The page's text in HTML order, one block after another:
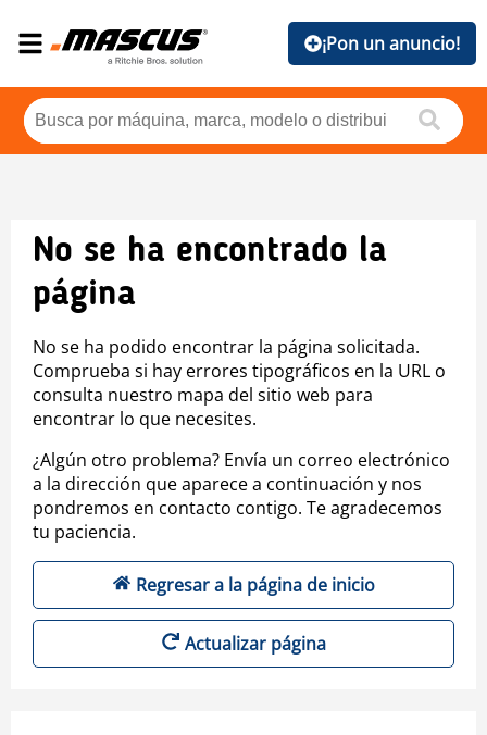
¡Pon un anuncio!
No se ha encontrado la
página
No se ha podido encontrar la página solicitada.
Comprueba si hay errores tipográficos en la URL o
consulta nuestro mapa del sitio web para
encontrar lo que necesites.
¿Algún otro problema? Envía un correo electrónico
a la dirección que aparece a continuación y nos
pondremos en contacto contigo. Te agradecemos
tu paciencia.
Regresar a la página de inicio
Actualizar página